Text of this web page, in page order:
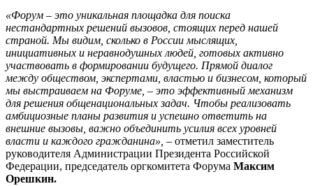
«Форум – это уникальная площадка для поиска
нестандартных решений вызовов, стоящих перед нашей
страной. Мы видим, сколько в России мыслящих,
инициативных и неравнодушных людей, готовых активно
участвовать в формировании будущего. Прямой диалог
между обществом, экспертами, властью и бизнесом, который
мы выстраиваем на Форуме, – это эффективный механизм
для решения общенациональных задач. Чтобы реализовать
амбициозные планы развития и успешно ответить на
внешние вызовы, важно объединить усилия всех уровней
власти и каждого гражданина», – отметил заместитель
руководителя Администрации Президента Российской
Федерации, председатель оргкомитета Форума Максим
Орешкин.